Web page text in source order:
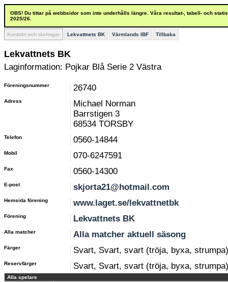
OBS! Du tittar på webbsidor som inte underhålls längre. Våra resultat-, tabell- och
2025/26.
Kontakt och tävlingar Lekvattnets BK Värmlands IBF Tillbaka
Lekvattnets BK
Laginformation: Pojkar Blå Serie 2 Västra
Föreningsnummer 26740
Adress
Michael Norman
Barrstigen 3
68534 TORSBY
Telefon 0560-14844
Mobil 070-6247591
Fax 0560-14300
E-post skjorta21@hotmail.com
Hemsida förening www.laget.se/lekvattnetbk
Förening Lekvattnets BK
Alla matcher Alla matcher aktuell säsong
Färger Svart, Svart, svart (tröja, byxa, strumpa)
Reservfärger Svart, Svart, svart (tröja, byxa, strumpa)
Alla spelare